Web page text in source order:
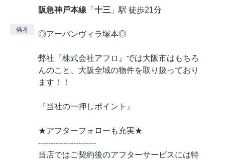
阪急神戸本線 「 十三 」駅 徒歩21分
備考 ◎アーバンヴィラ塚本◎
弊社『株式会社アフロ』では大阪市はもちろ
んのこと、大阪全域の物件を取り扱っており
ます！！
『当社の一押しポイント』
★アフターフォローも充実★
-----------------------
当店ではご契約後のアフターサービスには特